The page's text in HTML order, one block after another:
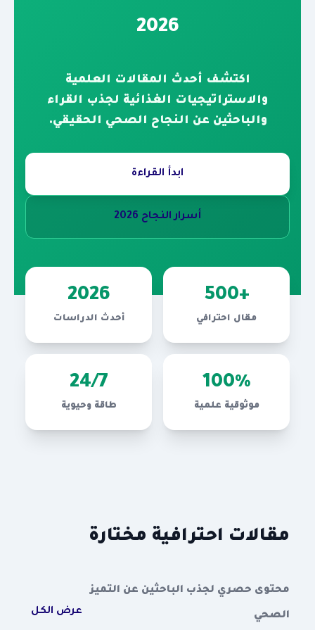
2026
اكتشف أحدث المقالات العلمية
والاستراتيجيات الغذائية لجذب القراء
والباحثين عن النجاح الصحي الحقيقي.
ابدأ القراءة
أسرار النجاح 2026
+500
مقال احترافي
2026
أحدث الدراسات
100%
موثوقية علمية
24/7
طاقة وحيوية
مقالات احترافية مختارة
محتوى حصري لجذب الباحثين عن التميز
الصحي عرض الكل